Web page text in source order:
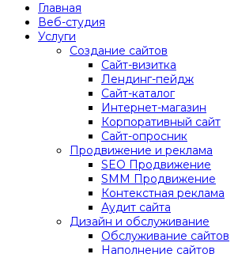
Главная
Веб-студия
Услуги
Создание сайтов
Сайт-визитка
Лендинг-пейдж
Сайт-каталог
Интернет-магазин
Корпоративный сайт
Сайт-опросник
Продвижение и реклама
SEO Продвижение
SMM Продвижение
Контекстная реклама
Аудит сайта
Дизайн и обслуживание
Обслуживание сайтов
Наполнение сайтов